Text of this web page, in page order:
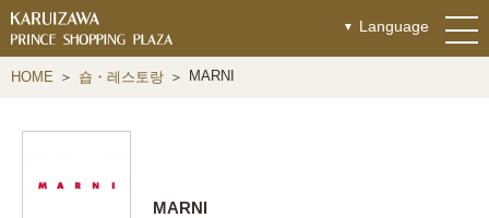
Language
HOME 숍・레스토랑 MARNI
MARNI